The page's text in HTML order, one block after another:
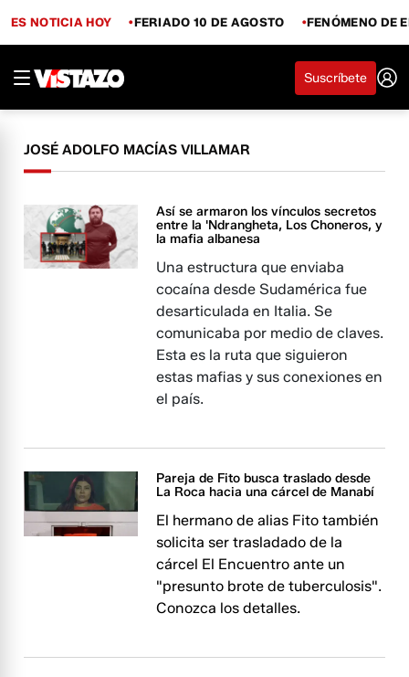
ES NOTICIA HOY FERIADO 10 DE AGOSTO FENÓMENO DE
Suscríbete
JOSÉ ADOLFO MACÍAS VILLAMAR
Así se armaron los vínculos secretos
entre la 'Ndrangheta, Los Choneros, y
la mafia albanesa
Una estructura que enviaba
cocaína desde Sudamérica fue
desarticulada en Italia. Se
comunicaba por medio de claves.
Esta es la ruta que siguieron
estas mafias y sus conexiones en
el país.
Pareja de Fito busca traslado desde
La Roca hacia una cárcel de Manabí
El hermano de alias Fito también
solicita ser trasladado de la
cárcel El Encuentro ante un
"presunto brote de tuberculosis".
Conozca los detalles.